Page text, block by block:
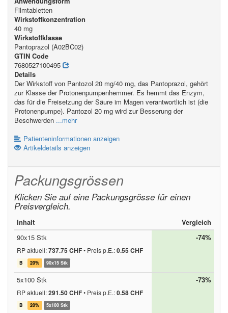
Filmtabletten
Wirkstoffkonzentration
40 mg
Wirkstoffklasse
Pantoprazol (A02BC02)
GTIN Code
7680527100495
Details
Der Wirkstoff von Pantozol 20 mg/40 mg, das Pantoprazol, gehört
zur Klasse der Protonenpumpenhemmer. Es hemmt das Enzym,
das für die Freisetzung der Säure im Magen verantwortlich ist (die
Protonenpumpe). Pantozol 20 mg wird zur Besserung der
Beschwerden ...mehr
Patienteninformationen anzeigen
Artikeldetails anzeigen
Packungsgrössen
Klicken Sie auf eine Packungsgrösse für einen
Preisvergleich.
Inhalt
Vergleich
90x15 Stk
RP aktuell:737.75 CHF• Preis p.E.:0.55 CHF
B 20% 90x15 Stk
-74%
5x100 Stk
RP aktuell:291.50 CHF• Preis p.E.:0.58 CHF
B 20% 5x100 Stk
-73%